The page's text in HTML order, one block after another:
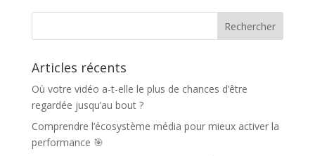
Articles récents
Où votre vidéo a-t-elle le plus de chances d’être
regardée jusqu’au bout ?
Comprendre l’écosystème média pour mieux activer la
performance 🎯